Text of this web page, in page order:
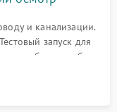
и канализации.
запуск для
или сбоев в работе